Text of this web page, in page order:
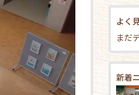
よく
まだ
新着